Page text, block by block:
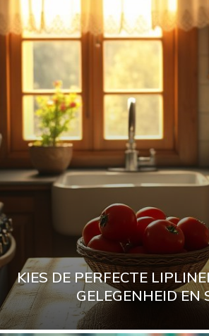
KIES DE PERFECTE
GELEGENHEID EN